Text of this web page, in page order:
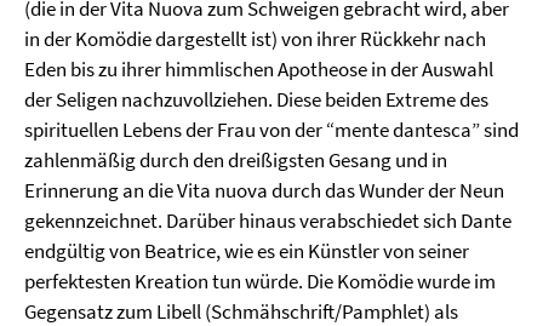
(die in der Vita Nuova zum Schweigen gebracht wird, aber
in der Komödie dargestellt ist) von ihrer Rückkehr nach
Eden bis zu ihrer himmlischen Apotheose in der Auswahl
der Seligen nachzuvollziehen. Diese beiden Extreme des
spirituellen Lebens der Frau von der “mente dantesca” sind
zahlenmäßig durch den dreißigsten Gesang und in
Erinnerung an die Vita nuova durch das Wunder der Neun
gekennzeichnet. Darüber hinaus verabschiedet sich Dante
endgültig von Beatrice, wie es ein Künstler von seiner
perfektesten Kreation tun würde. Die Komödie wurde im
Gegensatz zum Libell (Schmähschrift/Pamphlet) als